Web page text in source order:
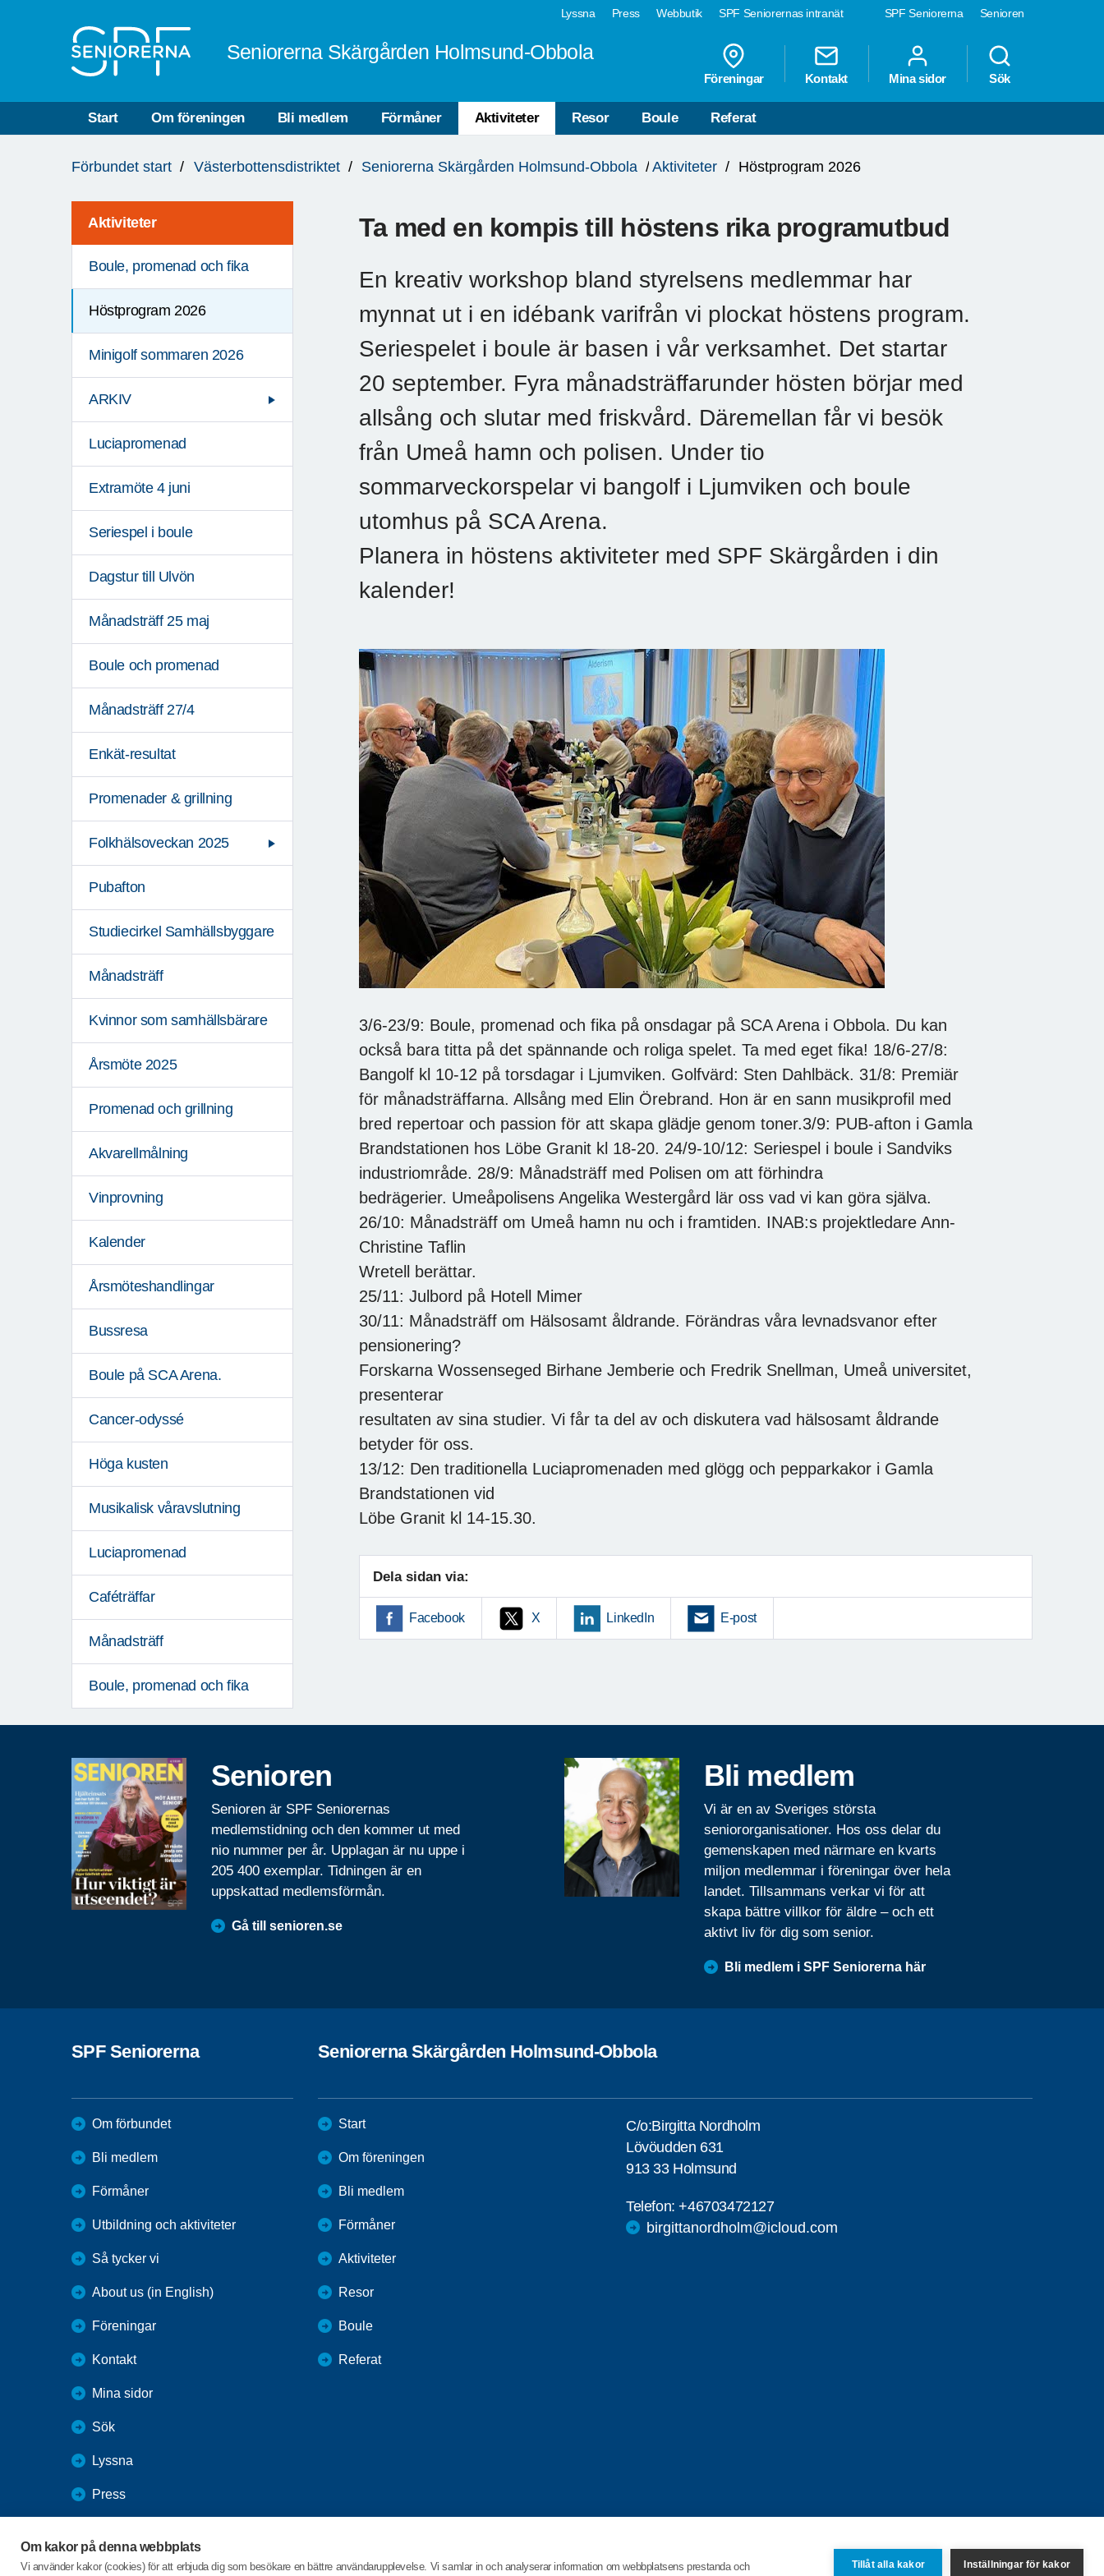
Om kakor på denna webbplats
Vi använder kakor (cookies) för att erbjuda dig som besökare en bättre användarupplevelse. Vi samlar in och analyserar information om webbplatsens prestanda och Tillåt alla kakor Inställningar för kakor
SPF Seniorerna Senioren
Lyssna Press Webbutik SPF Seniorernas intranät
Seniorerna Skärgården Holmsund-Obbola
Föreningar Kontakt Mina sidor Sök
Start Om föreningen Bli medlem Förmåner Aktiviteter Resor Boule Referat
är
Förbundet start Västerbottensdistriktet Seniorerna Skärgården Holmsund-Obbola Aktiviteter Höstprogram 2026
Aktiviteter
Boule, promenad och fika
Höstprogram 2026
Minigolf sommaren 2026
ARKIV
Luciapromenad
Extramöte 4 juni
Seriespel i boule
Dagstur till Ulvön
Månadsträff 25 maj
Boule och promenad
Månadsträff 27/4
Enkät-resultat
Promenader & grillning
Folkhälsoveckan 2025
Pubafton
Studiecirkel Samhällsbyggare
Månadsträff
Kvinnor som samhällsbärare
Årsmöte 2025
Promenad och grillning
Akvarellmålning
Vinprovning
Kalender
Årsmöteshandlingar
Bussresa
Boule på SCA Arena.
Cancer-odyssé
Höga kusten
Musikalisk våravslutning
Luciapromenad
Caféträffar
Månadsträff
Boule, promenad och fika
Ta med en kompis till höstens rika programutbud
En kreativ workshop bland styrelsens medlemmar har
mynnat ut i en idébank varifrån vi plockat höstens program.
Seriespelet i boule är basen i vår verksamhet. Det startar
20 september. Fyra månadsträffarunder hösten börjar med
allsång och slutar med friskvård. Däremellan får vi besök
från Umeå hamn och polisen. Under tio
sommarveckorspelar vi bangolf i Ljumviken och boule
utomhus på SCA Arena.
Planera in höstens aktiviteter med SPF Skärgården i din
kalender!
3/6-23/9: Boule, promenad och fika på onsdagar på SCA Arena i Obbola. Du kan
också bara titta på det spännande och roliga spelet. Ta med eget fika! 18/6-27/8:
Bangolf kl 10-12 på torsdagar i Ljumviken. Golfvärd: Sten Dahlbäck. 31/8: Premiär
för månadsträffarna. Allsång med Elin Örebrand. Hon är en sann musikprofil med
bred repertoar och passion för att skapa glädje genom toner.3/9: PUB-afton i Gamla
Brandstationen hos Löbe Granit kl 18-20. 24/9-10/12: Seriespel i boule i Sandviks
industriområde. 28/9: Månadsträff med Polisen om att förhindra
bedrägerier. Umeåpolisens Angelika Westergård lär oss vad vi kan göra själva.
26/10: Månadsträff om Umeå hamn nu och i framtiden. INAB:s projektledare Ann-
Christine Taflin
Wretell berättar.
25/11: Julbord på Hotell Mimer
30/11: Månadsträff om Hälsosamt åldrande. Förändras våra levnadsvanor efter
pensionering?
Forskarna Wossenseged Birhane Jemberie och Fredrik Snellman, Umeå universitet,
presenterar
resultaten av sina studier. Vi får ta del av och diskutera vad hälsosamt åldrande
betyder för oss.
13/12: Den traditionella Luciapromenaden med glögg och pepparkakor i Gamla
Brandstationen vid
Löbe Granit kl 14-15.30.
Dela sidan via:
Facebook X LinkedIn E-post
Senioren
Senioren är SPF Seniorernas
medlemstidning och den kommer ut med
nio nummer per år. Upplagan är nu uppe i
205 400 exemplar. Tidningen är en
uppskattad medlemsförmån.
Gå till senioren.se
Bli medlem
Vi är en av Sveriges största
seniororganisationer. Hos oss delar du
gemenskapen med närmare en kvarts
miljon medlemmar i föreningar över hela
landet. Tillsammans verkar vi för att
skapa bättre villkor för äldre – och ett
aktivt liv för dig som senior.
Bli medlem i SPF Seniorerna här
SPF Seniorerna
Om förbundet
Bli medlem
Förmåner
Utbildning och aktiviteter
Så tycker vi
About us (in English)
Föreningar
Kontakt
Mina sidor
Sök
Lyssna
Press
SPF Seniorernas intranät
Seniorerna Skärgården Holmsund-Obbola
Start
Om föreningen
Bli medlem
Förmåner
Aktiviteter
Resor
Boule
Referat
C/o:Birgitta Nordholm
Lövöudden 631
913 33 Holmsund
Telefon:+46703472127
birgittanordholm@icloud.com